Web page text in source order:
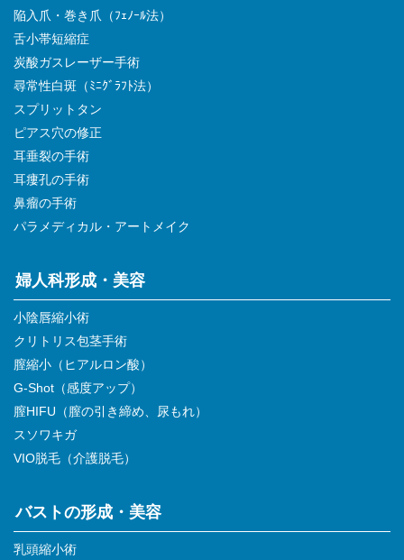
陥入爪・巻き爪（ﾌｪﾉｰﾙ法）
舌小帯短縮症
炭酸ガスレーザー手術
尋常性白斑（ﾐﾆｸﾞﾗﾌﾄ法）
スプリットタン
ピアス穴の修正
耳垂裂の手術
耳瘻孔の手術
鼻瘤の手術
パラメディカル・アートメイク
婦人科形成・美容
小陰唇縮小術
クリトリス包茎手術
膣縮小（ヒアルロン酸）
G-Shot（感度アップ）
膣HIFU（膣の引き締め、尿もれ）
スソワキガ
VIO脱毛（介護脱毛）
バストの形成・美容
乳頭縮小術